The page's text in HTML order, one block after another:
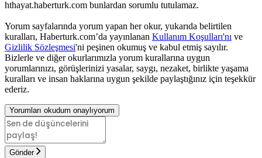
hthayat.haberturk.com bunlardan sorumlu tutulamaz.
Yorum sayfalarında yorum yapan her okur, yukarıda belirtilen
kuralları, Haberturk.com’da yayınlanan Kullanım Koşulları'nı ve
Gizlilik Sözleşmesi'ni peşinen okumuş ve kabul etmiş sayılır.
Bizlerle ve diğer okurlarımızla yorum kurallarına uygun
yorumlarınızı, görüşlerinizi yasalar, saygı, nezaket, birlikte yaşama
kuralları ve insan haklarına uygun şekilde paylaştığınız için teşekkür
ederiz.
Yorumları okudum onaylıyorum
Gönder